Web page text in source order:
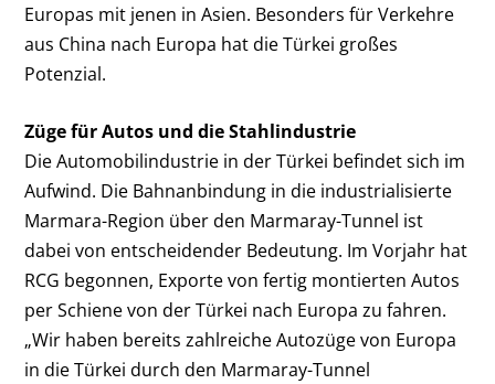
Europas mit jenen in Asien. Besonders für Verkehre
aus China nach Europa hat die Türkei großes
Potenzial.
Züge für Autos und die Stahlindustrie
Die Automobilindustrie in der Türkei befindet sich im
Aufwind. Die Bahnanbindung in die industrialisierte
Marmara-Region über den Marmaray-Tunnel ist
dabei von entscheidender Bedeutung. Im Vorjahr hat
RCG begonnen, Exporte von fertig montierten Autos
per Schiene von der Türkei nach Europa zu fahren.
„Wir haben bereits zahlreiche Autozüge von Europa
in die Türkei durch den Marmaray-Tunnel